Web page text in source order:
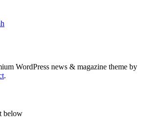
WordPress news & magazine theme by
.
below